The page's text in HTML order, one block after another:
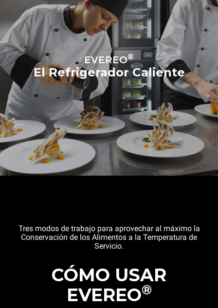
EVEREO®
El Refrigerador Caliente
Tres modos de trabajo para aprovechar al máximo la
Conservación de los Alimentos a la Temperatura de
Servicio.
CÓMO USAR
EVEREO®